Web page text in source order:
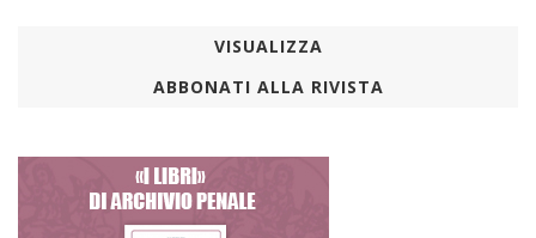
VISUALIZZA
ABBONATI ALLA RIVISTA